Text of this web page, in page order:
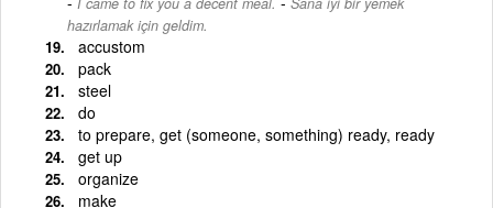
hazırlamak için geldim.
accustom
pack
steel
do
to prepare, get (someone, something) ready, ready
get up
organize
make